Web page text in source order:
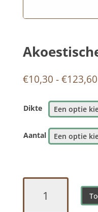
€10,30 - €123,60
Dikte
Aantal
Akoestische